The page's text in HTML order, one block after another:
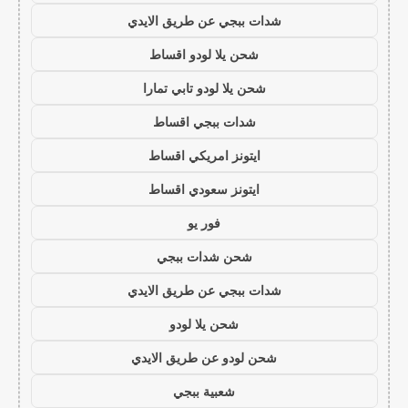
شدات ببجي عن طريق الايدي
شحن يلا لودو اقساط
شحن يلا لودو تابي تمارا
شدات ببجي اقساط
ايتونز امريكي اقساط
ايتونز سعودي اقساط
فور يو
شحن شدات ببجي
شدات ببجي عن طريق الايدي
شحن يلا لودو
شحن لودو عن طريق الايدي
شعبية ببجي